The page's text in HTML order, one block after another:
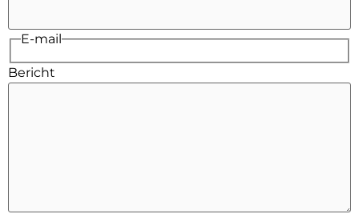
E-mail
Bericht